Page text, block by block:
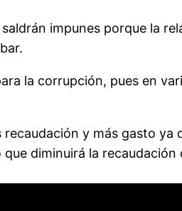
impunes porque la
la corrupción, pues en
recaudación y más gasto
diminuirá la recaudación